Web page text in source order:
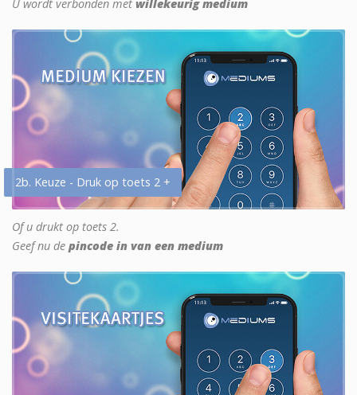
U wordt verbonden met willekeurig medium
2b. Keuze - Druk op toets 2 +
Of u drukt op toets 2.
Geef nu de pincode in van een medium